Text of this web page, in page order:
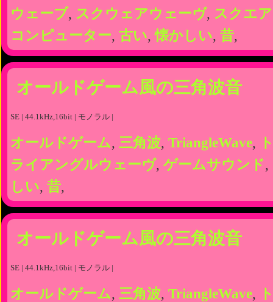
ウェーブ, スクウェアウェーヴ, スクエ
コンピューター, 古い,懐かしい, 昔,
オールドゲーム風の三角波音
SE | 44.1kHz,16bit | モノラル |
オールドゲーム, 三角波, TriangleWave,
ライアングルウェーヴ, ゲームサウンド,
しい, 昔,
オールドゲーム風の三角波音
SE | 44.1kHz,16bit | モノラル |
オールドゲーム, 三角波, TriangleWave,